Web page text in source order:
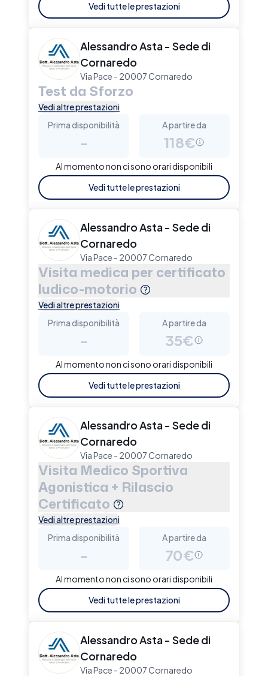
Vedi tutte le prestazioni
Alessandro Asta - Sede di
Cornaredo
Via Pace - 20007 Cornaredo
Test da Sforzo
Vedi altre prestazioni
Prima disponibilità
-
A partire da
118€
Al momento non ci sono orari disponibili
Vedi tutte le prestazioni
Alessandro Asta - Sede di
Cornaredo
Via Pace - 20007 Cornaredo
Visita medica per certificato
ludico-motorio
Vedi altre prestazioni
Prima disponibilità
-
A partire da
35€
Al momento non ci sono orari disponibili
Vedi tutte le prestazioni
Alessandro Asta - Sede di
Cornaredo
Via Pace - 20007 Cornaredo
Visita Medico Sportiva
Agonistica + Rilascio
Certificato
Vedi altre prestazioni
Prima disponibilità
-
A partire da
70€
Al momento non ci sono orari disponibili
Vedi tutte le prestazioni
Alessandro Asta - Sede di
Cornaredo
Via Pace - 20007 Cornaredo